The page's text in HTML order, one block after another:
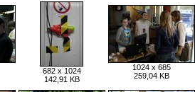
682 x 1024
142,91 KB
1024 x 685
259,04 KB